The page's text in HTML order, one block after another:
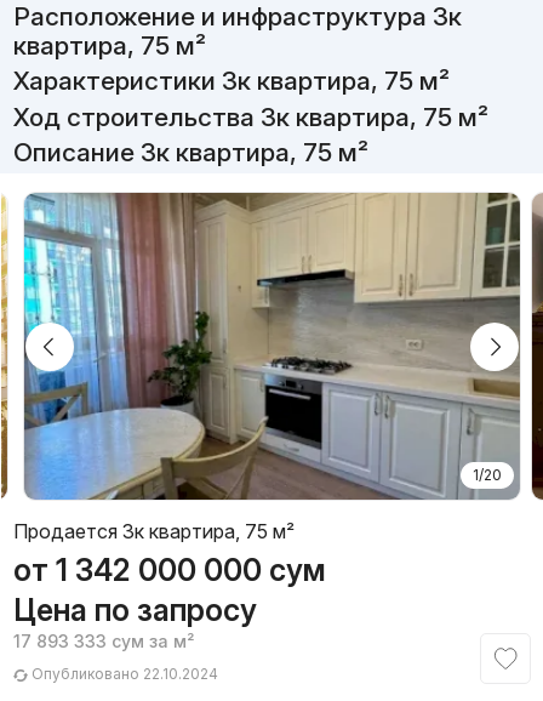
Расположение и инфраструктура 3к
квартира, 75 м²
Характеристики 3к квартира, 75 м²
Ход строительства 3к квартира, 75 м²
Описание 3к квартира, 75 м²
1/20
Продается 3к квартира, 75 м²
от 1 342 000 000 сум
Цена по запросу
17 893 333 сум за м²
Опубликовано 22.10.2024